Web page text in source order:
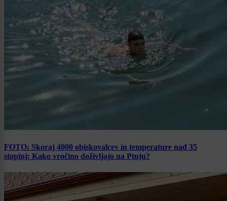
FOTO: Skoraj 4000 obiskovalcev in temperature nad 35
stopinj: Kako vročino doživljajo na Ptuju?